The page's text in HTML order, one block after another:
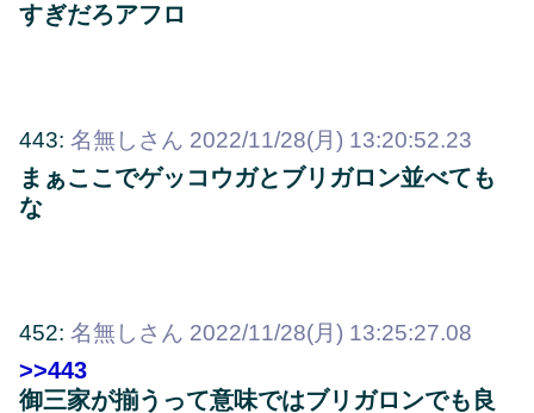
すぎだろアフロ
443: 名無しさん 2022/11/28(月) 13:20:52.23
まぁここでゲッコウガとブリガロン並べても
な
452: 名無しさん 2022/11/28(月) 13:25:27.08
>>443
御三家が揃うって意味ではブリガロンでも良